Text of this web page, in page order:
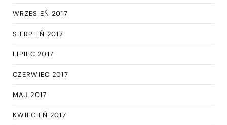
WRZESIEŃ 2017
SIERPIEŃ 2017
LIPIEC 2017
CZERWIEC 2017
MAJ 2017
KWIECIEŃ 2017